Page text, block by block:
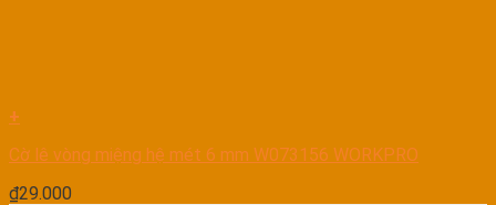
+
Cờ lê vòng miệng hệ mét 6 mm W073156 WORKPRO
₫29.000